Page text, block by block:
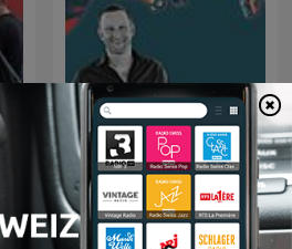
Jesus, der liebevolle
Therapeut